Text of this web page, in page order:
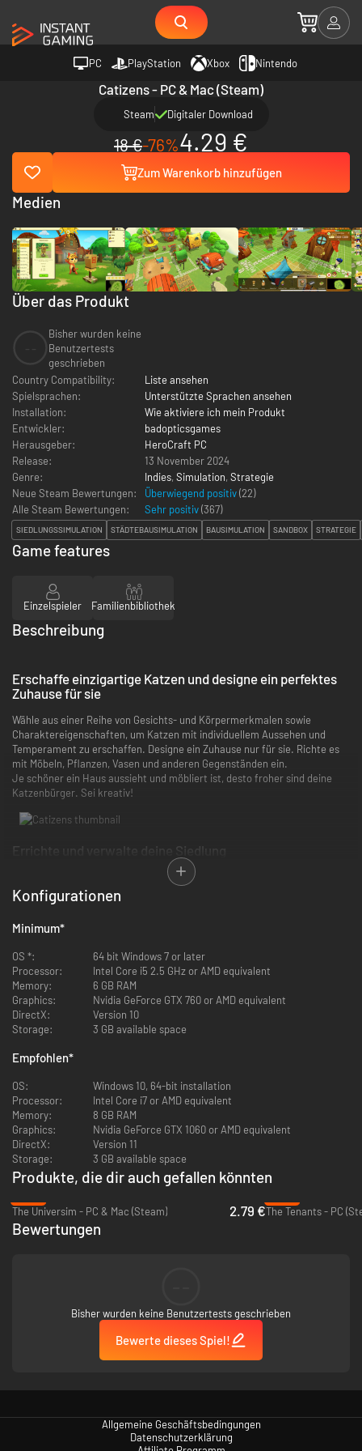
PC PlayStation Xbox Nintendo
Catizens - PC & Mac (Steam)
Steam Digitaler Download
18 €-76%4.29 €
Zum Warenkorb hinzufügen
Über das Produkt
Bisher wurden keine
Benutzertests
geschrieben
Country Compatibility:
Liste ansehen
Spielsprachen:
Unterstützte Sprachen ansehen
Installation:
Wie aktiviere ich mein Produkt
Entwickler:
badopticsgames
Herausgeber:
HeroCraft PC
Release:
13 November 2024
Genre:
Indies, Simulation, Strategie
Neue Steam Bewertungen:
Überwiegend positiv(22)
Alle Steam Bewertungen:
Sehr positiv(367)
SIEDLUNGSSIMULATION STÄDTEBAUSIMULATION BAUSIMULATION SANDBOX STRATEGIE
Medien
Game features
Einzelspieler Familienbibliothek
Beschreibung
Erschaffe einzigartige Katzen und designe ein perfektes
Zuhause für sie
Wähle aus einer Reihe von Gesichts- und Körpermerkmalen sowie
Charaktereigenschaften, um Katzen mit individuellem Aussehen und
Temperament zu erschaffen. Designe ein Zuhause nur für sie. Richte es
mit Möbeln, Pflanzen, Vasen und anderen Gegenständen ein.
Je schöner ein Haus aussieht und möbliert ist, desto froher sind deine
Katzenbürger. Sei kreativ!
Errichte und verwalte deine Siedlung
Gebäude und Anlagen sind für deine Stadt überlebenswichtig. Je nach
Eigenschaften und Beruf deiner Katzenbürger schaltest du
unterschiedliche Gebäude frei. Die Inneneinrichtung ist ebenfalls wichtig
Katzenbürger.
Bei der Verwaltung der gesamten Siedlung ist kein Mikromanagement
nötig. Investiere deine Zeit und Aufmerksamkeit in wenige
hervorstechende Katzen und ernenne sie zu den Anführern der Stadt.
Trainiere deine Katzen und stufe sie hoch
Jeder neue Kolonist spielt eine Rolle, vor allem zu Beginn. Die
sondern auch Berufe – von Bauer über Schmied bis zu Beschützern vor
Wildtieren.
Entscheide, welche Katzen Lehrlinge für die erfahreneren Bürger sein
sollen und was für Berufe sie ergreifen sollen.
Erkunde deine Siedlung, schließe Ziele ab und erkunde Gebiete mit
verschiedenen Umgebungen, in denen neue Abenteuer warten.
Konfigurationen
Minimum*
OS *:
64 bit Windows 7 or later
Processor:
Intel Core i5 2.5 GHz or AMD equivalent
Memory:
6 GB RAM
Graphics:
Nvidia GeForce GTX 760 or AMD equivalent
DirectX:
Version 10
Storage:
3 GB available space
Empfohlen*
OS:
Windows 10, 64-bit installation
Processor:
Intel Core i7 or AMD equivalent
Memory:
8 GB RAM
Graphics:
Nvidia GeForce GTX 1060 or AMD equivalent
DirectX:
Version 11
Storage:
3 GB available space
Produkte, die dir auch gefallen könnten
The Universim - PC & Mac (Steam)
2.79 €The Tenants - PC
Bewertungen
Bisher wurden keine Benutzertests geschrieben
Bewerte dieses Spiel!
Allgemeine Geschäftsbedingungen
Datenschutzerklärung